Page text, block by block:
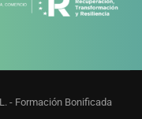
- Formación Bonificada